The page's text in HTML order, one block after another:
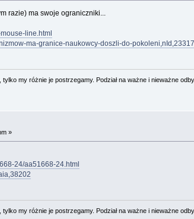
razie) ma swoje ograniczniki...
line.html
ma-granice-naukowcy-doszli-do-
my różnie je postrzegamy. Podział na ważne i nieważne
»
24/aa51668-24.html
my różnie je postrzegamy. Podział na ważne i nieważne